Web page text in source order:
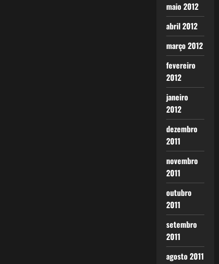
maio 2012
abril 2012
março 2012
fevereiro
2012
janeiro
2012
dezembro
2011
novembro
2011
outubro
2011
setembro
2011
agosto 2011